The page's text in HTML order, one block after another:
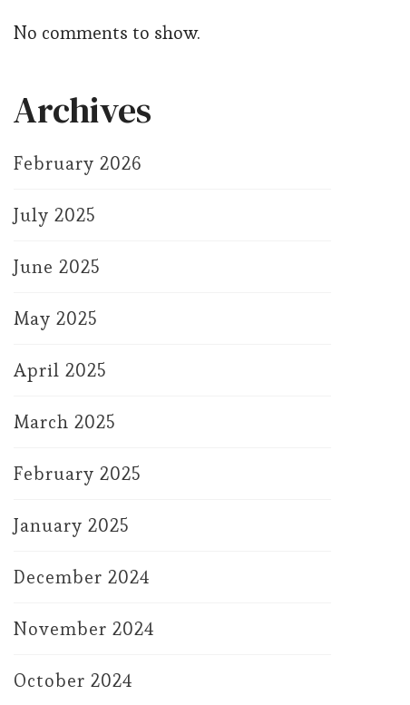
No comments to show.
Archives
February 2026
July 2025
June 2025
May 2025
April 2025
March 2025
February 2025
January 2025
December 2024
November 2024
October 2024